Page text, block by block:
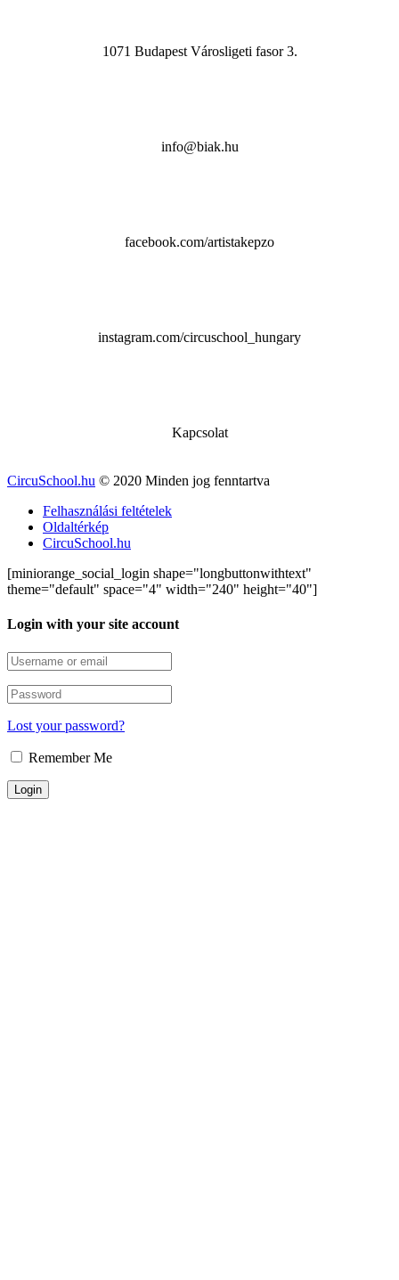
1071 Budapest Városligeti fasor 3.
info@biak.hu
facebook.com/artistakepzo
instagram.com/circuschool_hungary
Kapcsolat
CircuSchool.hu © 2020 Minden jog fenntartva
Felhasználási feltételek
Oldaltérkép
CircuSchool.hu
[miniorange_social_login shape="longbuttonwithtext"
theme="default" space="4" width="240" height="40"]
Login with your site account
Lost your password?
Remember Me